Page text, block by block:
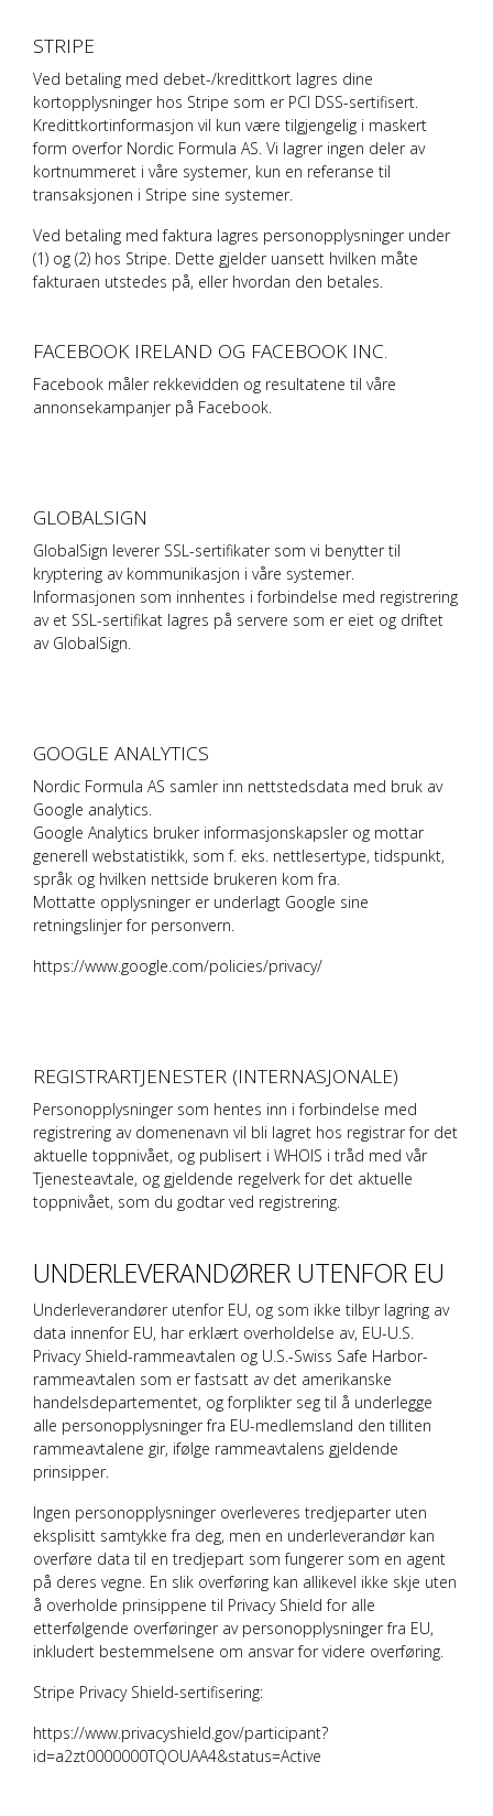
STRIPE
Ved betaling med debet-/kredittkort lagres dine
kortopplysninger hos Stripe som er PCI DSS-sertifisert.
Kredittkortinformasjon vil kun være tilgjengelig i maskert
form overfor Nordic Formula AS. Vi lagrer ingen deler av
kortnummeret i våre systemer, kun en referanse til
transaksjonen i Stripe sine systemer.
Ved betaling med faktura lagres personopplysninger under
(1) og (2) hos Stripe. Dette gjelder uansett hvilken måte
fakturaen utstedes på, eller hvordan den betales.
FACEBOOK IRELAND OG FACEBOOK INC.
Facebook måler rekkevidden og resultatene til våre
annonsekampanjer på Facebook.
GLOBALSIGN
GlobalSign leverer SSL-sertifikater som vi benytter til
kryptering av kommunikasjon i våre systemer.
Informasjonen som innhentes i forbindelse med registrering
av et SSL-sertifikat lagres på servere som er eiet og driftet
av GlobalSign.
GOOGLE ANALYTICS
Nordic Formula AS samler inn nettstedsdata med bruk av
Google analytics.
Google Analytics bruker informasjonskapsler og mottar
generell webstatistikk, som f. eks. nettlesertype, tidspunkt,
språk og hvilken nettside brukeren kom fra.
Mottatte opplysninger er underlagt Google sine
retningslinjer for personvern.
https://www.google.com/policies/privacy/
REGISTRARTJENESTER (INTERNASJONALE)
Personopplysninger som hentes inn i forbindelse med
registrering av domenenavn vil bli lagret hos registrar for det
aktuelle toppnivået, og publisert i WHOIS i tråd med vår
Tjenesteavtale, og gjeldende regelverk for det aktuelle
toppnivået, som du godtar ved registrering.
UNDERLEVERANDØRER UTENFOR EU
Underleverandører utenfor EU, og som ikke tilbyr lagring av
data innenfor EU, har erklært overholdelse av, EU-U.S.
Privacy Shield-rammeavtalen og U.S.-Swiss Safe Harbor-
rammeavtalen som er fastsatt av det amerikanske
handelsdepartementet, og forplikter seg til å underlegge
alle personopplysninger fra EU-medlemsland den tilliten
rammeavtalene gir, ifølge rammeavtalens gjeldende
prinsipper.
Ingen personopplysninger overleveres tredjeparter uten
eksplisitt samtykke fra deg, men en underleverandør kan
overføre data til en tredjepart som fungerer som en agent
på deres vegne. En slik overføring kan allikevel ikke skje uten
å overholde prinsippene til Privacy Shield for alle
etterfølgende overføringer av personopplysninger fra EU,
inkludert bestemmelsene om ansvar for videre overføring.
Stripe Privacy Shield-sertifisering:
https://www.privacyshield.gov/participant?
id=a2zt0000000TQOUAA4&status=Active